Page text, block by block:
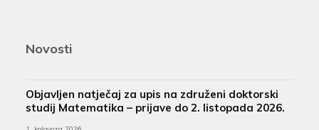
Novosti
Objavljen natječaj za upis na združeni doktorski
studij Matematika – prijave do 2. listopada 2026.